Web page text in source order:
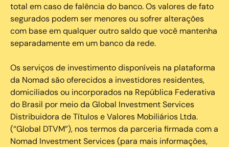
total em caso de falência do banco. Os valores de fato
segurados podem ser menores ou sofrer alterações
com base em qualquer outro saldo que você mantenha
separadamente em um banco da rede.
Os serviços de investimento disponíveis na plataforma
da Nomad são oferecidos a investidores residentes,
domiciliados ou incorporados na República Federativa
do Brasil por meio da Global Investment Services
Distribuidora de Títulos e Valores Mobiliários Ltda.
(“Global DTVM”), nos termos da parceria firmada com a
Nomad Investment Services (para mais informações,